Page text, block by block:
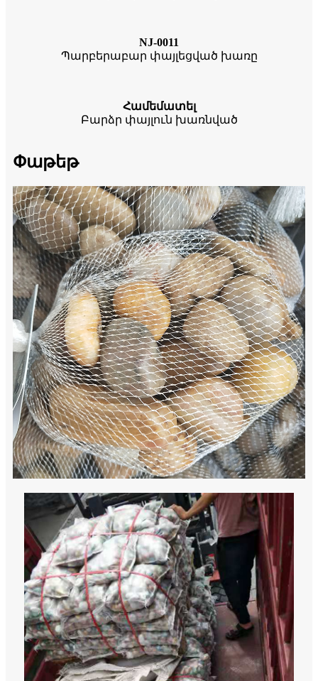
NJ-0011
Պարբերաբար փայլեցված խառը
Համեմատել
Բարձր փայլուն խառնված
Փաթեթ